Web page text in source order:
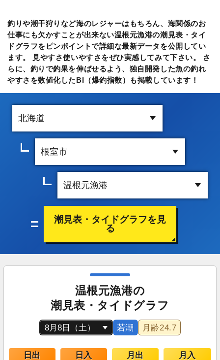
釣りや潮干狩りなど海のレジャーはもちろん、海関係のお
仕事にも欠かすことが出来ない温根元漁港の潮見表・タイ
ドグラフをピンポイントで詳細な最新データを公開してい
ます。 見やすさ使いやすさをぜひ実感してみて下さい。 さ
らに、釣りで釣果を伸ばせるよう、独自開発した魚の釣れ
やすさを数値化したBI（爆釣指数）も掲載しています！
潮見表・タイドグラフを見
る
温根元漁港の
潮見表・タイドグラフ
若潮 月齢24.7
日出 日入 月出 月入